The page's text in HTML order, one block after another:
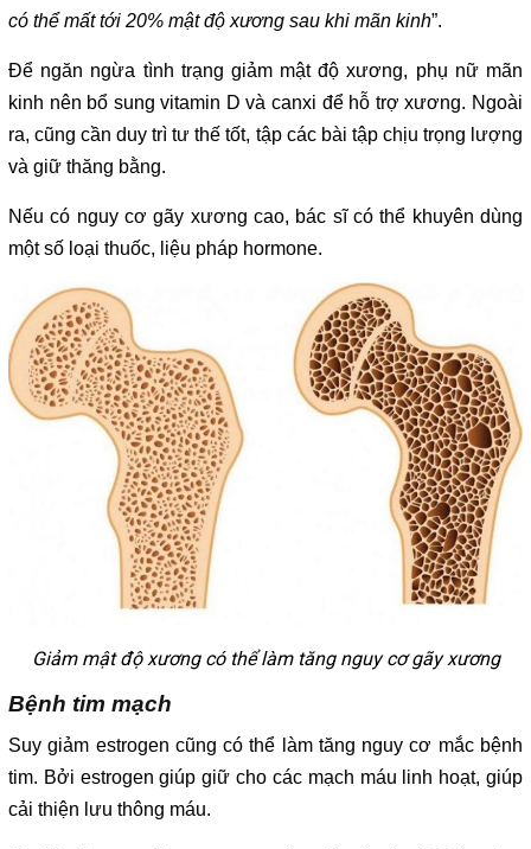
có thể mất tới 20% mật độ xương sau khi mãn kinh”.
Để ngăn ngừa tình trạng giảm mật độ xương, phụ nữ mãn
kinh nên bổ sung vitamin D và canxi để hỗ trợ xương. Ngoài
ra, cũng cần duy trì tư thế tốt, tập các bài tập chịu trọng lượng
và giữ thăng bằng.
Nếu có nguy cơ gãy xương cao, bác sĩ có thể khuyên dùng
một số loại thuốc, liệu pháp hormone.
Giảm mật độ xương có thể làm tăng nguy cơ gãy xương
Bệnh tim mạch
Suy giảm estrogen cũng có thể làm tăng nguy cơ mắc bệnh
tim. Bởi estrogen giúp giữ cho các mạch máu linh hoạt, giúp
cải thiện lưu thông máu.